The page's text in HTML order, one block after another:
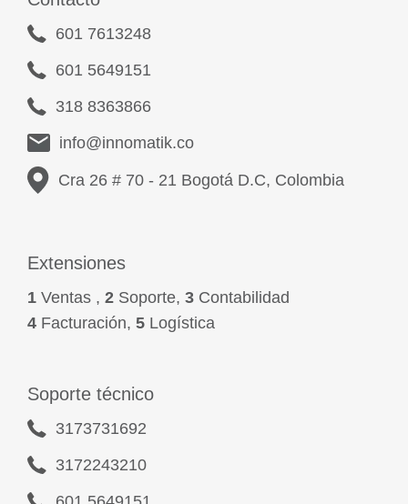
601 7613248
601 5649151
318 8363866
info@innomatik.co
Cra 26 # 70 - 21 Bogotá D.C, Colombia
Extensiones
1 Ventas , 2 Soporte, 3 Contabilidad
4 Facturación, 5 Logística
Soporte técnico
3173731692
3172243210